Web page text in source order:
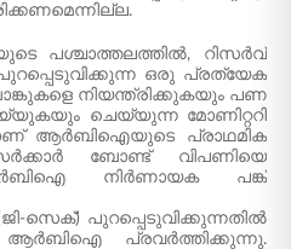
പശ്ചാത്തലത്തിൽ, റിസർവ്
ഒരു പ്രത്യേക
നിയന്ത്രിക്കുകയും പണ
ചെയ്യുന്ന മോണിറ്ററി
ആർ‌ബി‌ഐയുടെ പ്രാഥമിക
ബോണ്ട് വിപണിയെ
നിർണായക പങ്ക്
സെക്) പുറപ്പെടുവിക്കുന്നതിൽ
ആർ‌ബി‌ഐ പ്രവർത്തിക്കുന്നു.